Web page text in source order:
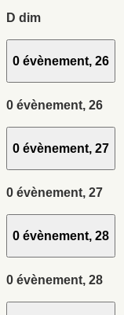
D dim
0 évènement, 26
0 évènement, 26
0 évènement, 27
0 évènement, 27
0 évènement, 28
0 évènement, 28